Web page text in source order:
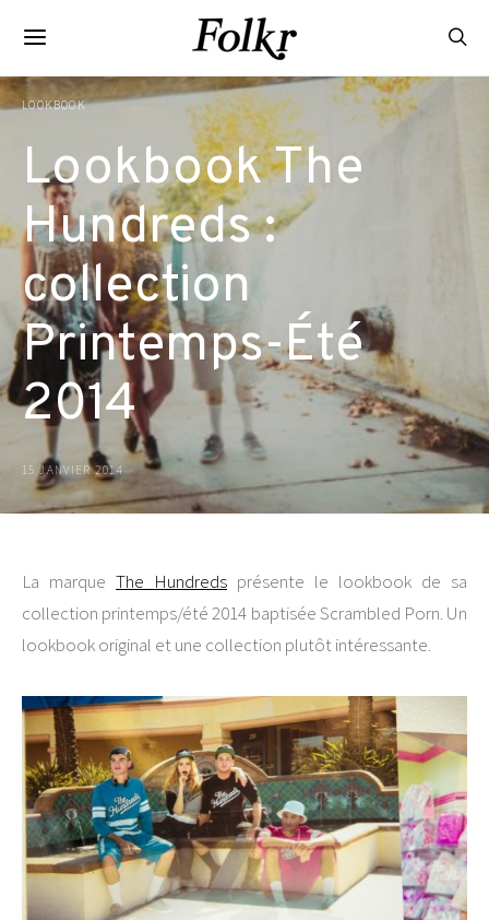
LOOKBOOK
Lookbook The
Hundreds :
collection
Printemps-Été
2014
15 JANVIER 2014
La marque The Hundreds présente le lookbook de sa
collection printemps/été 2014 baptisée Scrambled Porn. Un
lookbook original et une collection plutôt intéressante.